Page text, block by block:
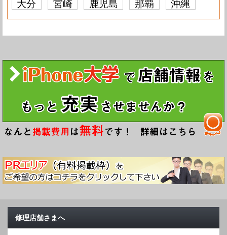
大分
宮崎 鹿児島 那覇 沖縄
修理店舗さまへ